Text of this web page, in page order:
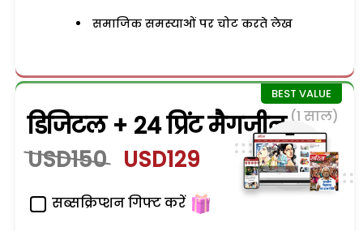
समाजिक समस्याओं पर चोट करते लेख
डिजिटल + 24 प्रिंट मैगजीन (1 साल)
USD150 USD129
सब्सक्रिप्शन गिफ्ट करें